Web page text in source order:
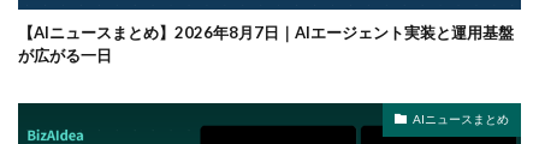
【AIニュースまとめ】2026年8月7日｜AIエージェント実装と運用基盤
が広がる一日
AIニュースまとめ